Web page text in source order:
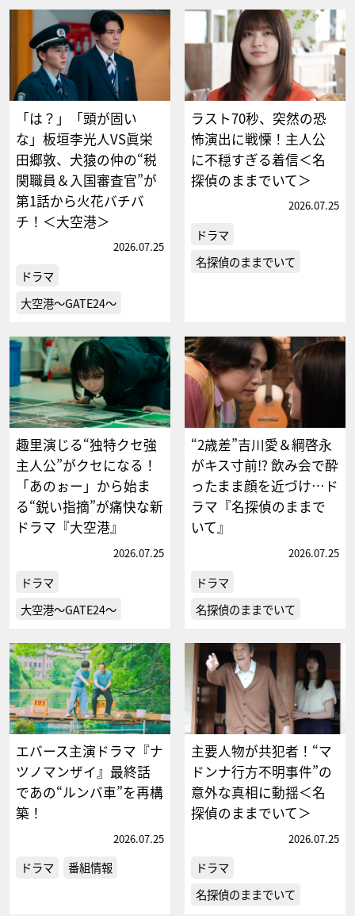
「は？」「頭が固い
な」板垣李光人VS眞栄
田郷敦、犬猿の仲の“税
関職員＆入国審査官”が
第1話から火花バチバ
チ！＜大空港＞
2026.07.25
ドラマ
大空港～GATE24～
ラスト70秒、突然の恐
怖演出に戦慄！主人公
に不穏すぎる着信＜名
探偵のままでいて＞
2026.07.25
ドラマ
名探偵のままでいて
趣里演じる“独特クセ強
主人公”がクセになる！
「あのぉー」から始ま
る“鋭い指摘”が痛快な新
ドラマ『大空港』
2026.07.25
ドラマ
大空港～GATE24～
“2歳差”吉川愛＆綱啓永
がキス寸前!? 飲み会で酔
ったまま顔を近づけ…ド
ラマ『名探偵のままで
いて』
2026.07.25
ドラマ
名探偵のままでいて
エバース主演ドラマ『ナ
ツノマンザイ』最終話
であの“ルンバ車”を再構
築！
2026.07.25
ドラマ 番組情報
主要人物が共犯者！“マ
ドンナ行方不明事件”の
意外な真相に動揺＜名
探偵のままでいて＞
2026.07.25
ドラマ
名探偵のままでいて